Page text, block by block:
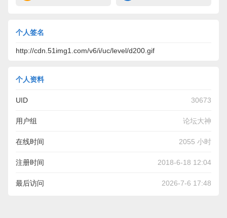
个人签名
http://cdn.51img1.com/v6/i/uc/level/d200.gif
个人资料
UID 30673
用户组 论坛大神
在线时间 2055 小时
注册时间 2018-6-18 12:04
最后访问 2026-7-6 17:48